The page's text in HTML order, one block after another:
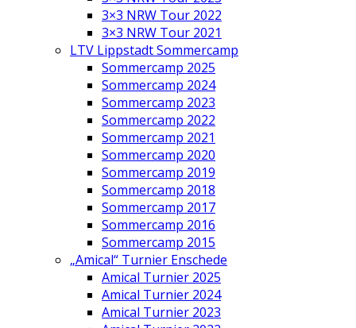
3×3 NRW Tour 2022
3×3 NRW Tour 2021
LTV Lippstadt Sommercamp
Sommercamp 2025
Sommercamp 2024
Sommercamp 2023
Sommercamp 2022
Sommercamp 2021
Sommercamp 2020
Sommercamp 2019
Sommercamp 2018
Sommercamp 2017
Sommercamp 2016
Sommercamp 2015
„Amical“ Turnier Enschede
Amical Turnier 2025
Amical Turnier 2024
Amical Turnier 2023